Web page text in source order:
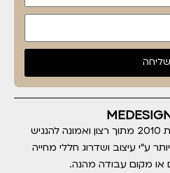
שליחה
הוקמה בשנת 2010 מתוך רצון ואמונה להנגיש
ע"י עיצוב ושדרוג חללי מחייה
או מקום עבודה מהנה.